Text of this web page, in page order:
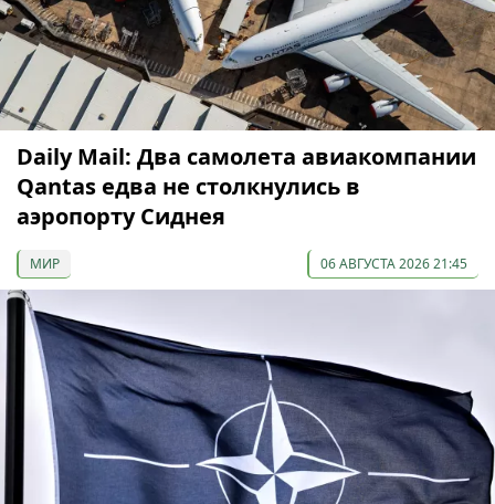
Daily Mail: Два самолета авиакомпании
Qantas едва не столкнулись в
аэропорту Сиднея
МИР 06 АВГУСТА 2026 21:45